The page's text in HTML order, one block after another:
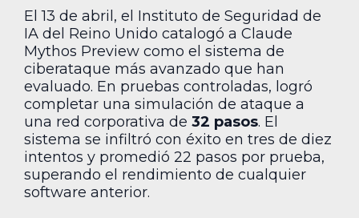
El 13 de abril, el Instituto de Seguridad de
IA del Reino Unido catalogó a Claude
Mythos Preview como el sistema de
ciberataque más avanzado que han
evaluado. En pruebas controladas, logró
completar una simulación de ataque a
una red corporativa de 32 pasos. El
sistema se infiltró con éxito en tres de diez
intentos y promedió 22 pasos por prueba,
superando el rendimiento de cualquier
software anterior.